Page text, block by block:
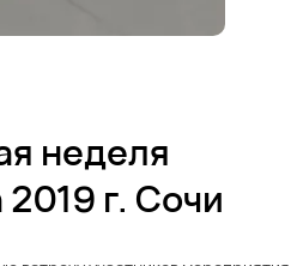
неделя
г. Сочи